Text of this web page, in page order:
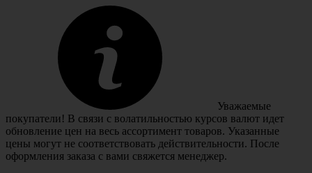
Уважаемые
покупатели! В связи с волатильностью курсов валют идет
обновление цен на весь ассортимент товаров. Указанные
цены могут не соответствовать действительности. После
оформления заказа с вами свяжется менеджер.